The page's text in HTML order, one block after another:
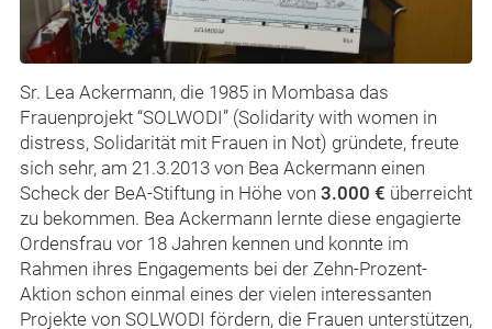
Sr. Lea Ackermann, die 1985 in Mombasa das
Frauenprojekt “SOLWODI” (Solidarity with women in
distress, Solidarität mit Frauen in Not) gründete, freute
sich sehr, am 21.3.2013 von Bea Ackermann einen
Scheck der BeA-Stiftung in Höhe von 3.000 € überreicht
zu bekommen. Bea Ackermann lernte diese engagierte
Ordensfrau vor 18 Jahren kennen und konnte im
Rahmen ihres Engagements bei der Zehn-Prozent-
Aktion schon einmal eines der vielen interessanten
Projekte von SOLWODI fördern, die Frauen unterstützen,